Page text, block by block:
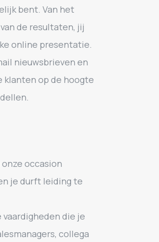
bent. Van het
de resultaten, jij
online presentatie.
nieuwsbrieven en
klanten op de hoogte
occasion
je durft leiding te
die je
collega